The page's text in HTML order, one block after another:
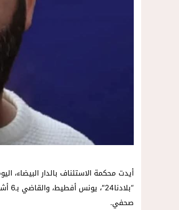
داخل
صحفي.